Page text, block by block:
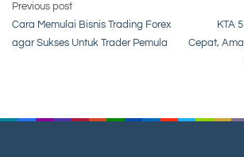
Post
navigation
Previous post
Cara Memulai Bisnis Trading Forex
agar Sukses Untuk Trader Pemula
KTA
Cepat,